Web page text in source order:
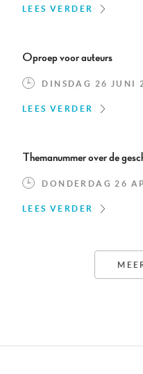
LEES VERDER
Oproep voor auteurs
DINSDAG 26 JUNI
LEES VERDER
Themanummer over de
DONDERDAG 26
LEES VERDER